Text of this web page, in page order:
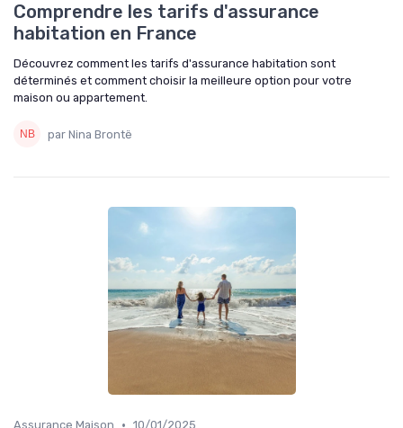
Comprendre les tarifs d'assurance
habitation en France
Découvrez comment les tarifs d'assurance habitation sont
déterminés et comment choisir la meilleure option pour votre
maison ou appartement.
par Nina Brontë
Assurance Maison • 10/01/2025